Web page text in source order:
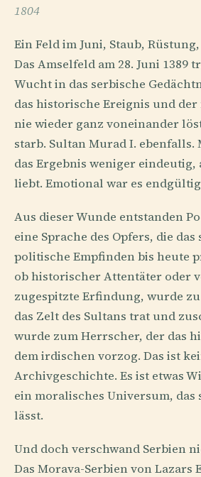
1804
Ein Feld im Juni, Staub,
Das Amselfeld am 28. Juni 1389
Wucht in das serbische
das historische Ereignis und
nie wieder ganz voneinander
starb. Sultan Murad I.
das Ergebnis weniger eindeutig,
liebt. Emotional war es
Aus dieser Wunde entstanden
eine Sprache des Opfers, die das
politische Empfinden bis heute
ob historischer Attentäter oder
zugespitzte Erfindung, wurde
das Zelt des Sultans trat und
wurde zum Herrscher, der das
dem irdischen vorzog. Das ist
Archivgeschichte. Es ist etwas
ein moralisches Universum,
lässt.
Und doch verschwand Serbien
Das Morava-Serbien von Lazars